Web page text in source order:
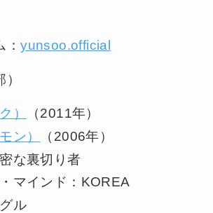
：yunsoo.official
）
（2011年）
ン）
（2006年）
な裏切り者
マインド：KOREA
ル